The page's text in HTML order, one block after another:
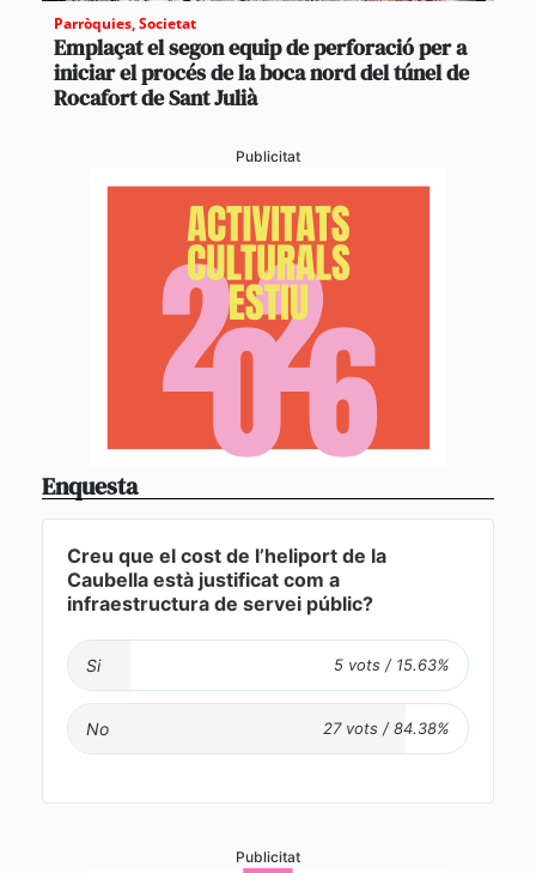
Parròquies,Societat
Emplaçat el segon equip de perforació per a
iniciar el procés de la boca nord del túnel de
Rocafort de Sant Julià
Publicitat
Enquesta
Creu que el cost de l’heliport de la
Caubella està justificat com a
infraestructura de servei públic?
Si
No
Publicitat